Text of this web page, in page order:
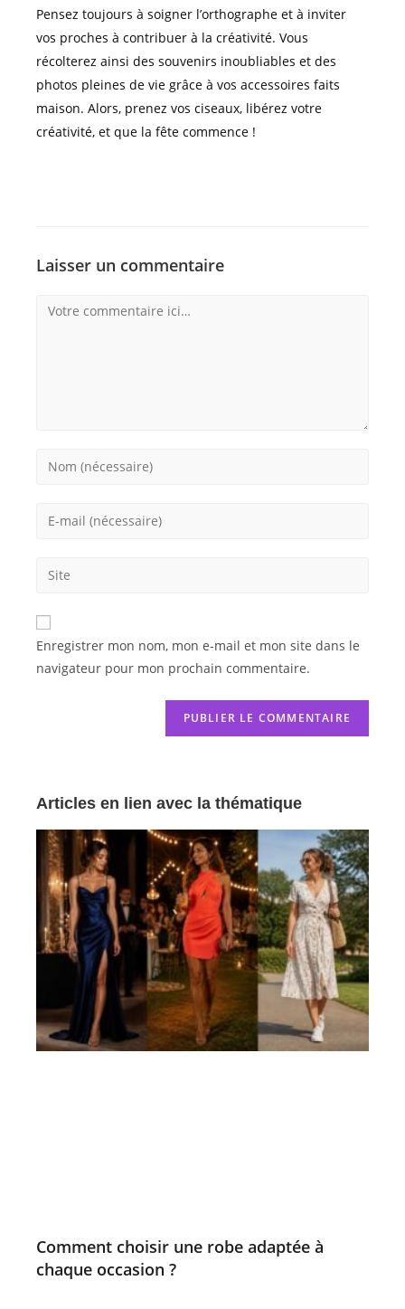
Pensez toujours à soigner l’orthographe et à inviter
vos proches à contribuer à la créativité. Vous
récolterez ainsi des souvenirs inoubliables et des
photos pleines de vie grâce à vos accessoires faits
maison. Alors, prenez vos ciseaux, libérez votre
créativité, et que la fête commence !
Laisser un commentaire
Enregistrer mon nom, mon e-mail et mon site dans le
navigateur pour mon prochain commentaire.
Articles en lien avec la thématique
Comment choisir une robe adaptée à
chaque occasion ?